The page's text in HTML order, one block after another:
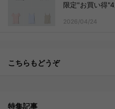
限定"お買い得"4
2026/04/24
こちらもどうぞ
特集記事